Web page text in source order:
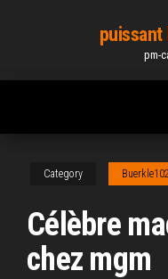
content
puissant
pm-
Category
Célèbre
chez mgm